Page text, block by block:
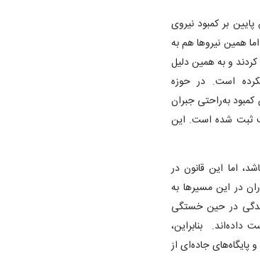
بر کمبود نیروی
همین نیروها هم به
و به همین دلیل
است. در حوزه
۵۰ تا ۲۰۰ نیروی جدید نیز این کمبود به‌راحتی جبران
خارج از سقف ثبت شده است. این
شیفت‌های متوالی نباید بیش از ۱۲ ساعت باشد، اما این قانون در
در این مسیرها به
در حین خستگی
بنابراین،
جاده‌ای از